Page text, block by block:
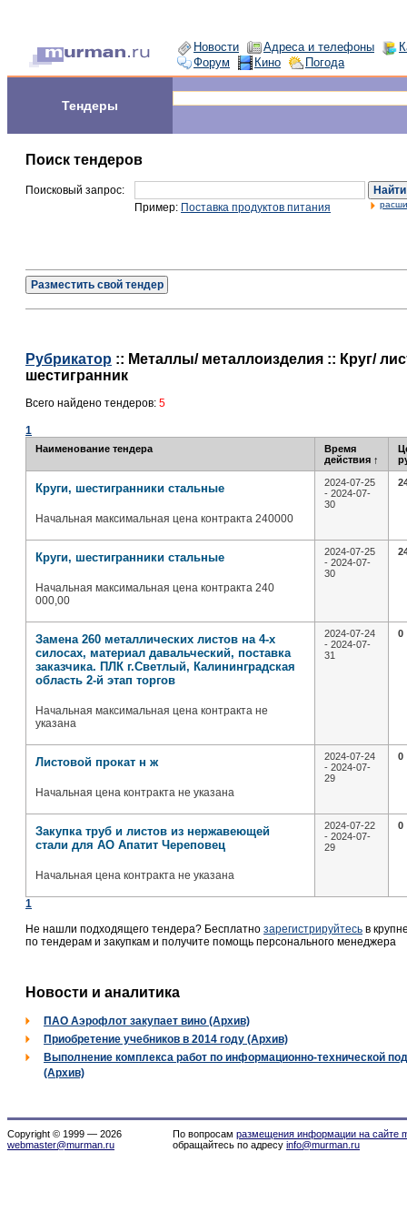
Новости Адреса и телефоны
Форум
Кино Погода
Тендеры
Поиск тендеров
Поисковый запрос:
Найти
Пример: Поставка продуктов питания
Разместить свой тендер
Рубрикатор :: Металлы/ металлоизделия :: Круг/
шестигранник
Всего найдено тендеров: 5
1
Наименование тендера
Время
действия ↑
Круги, шестигранники стальные
Начальная максимальная цена контракта 240000
2024-07-25
- 2024-07-
30
Круги, шестигранники стальные
Начальная максимальная цена контракта 240
000,00
2024-07-25
- 2024-07-
30
Замена 260 металлических листов на 4-х
силосах, материал давальческий, поставка
заказчика. ПЛК г.Светлый, Калининградская
область 2-й этап торгов
Начальная максимальная цена контракта не
указана
2024-07-24
- 2024-07-
31
0
Листовой прокат н ж
Начальная цена контракта не указана
2024-07-24
- 2024-07-
29
0
Закупка труб и листов из нержавеющей
стали для АО Апатит Череповец
Начальная цена контракта не указана
2024-07-22
- 2024-07-
29
0
1
Не нашли подходящего тендера? Бесплатно зарегистрируйтесь в
по тендерам и закупкам и получите помощь персонального менеджера
Новости и аналитика
ПАО Аэрофлот закупает вино (Архив)
Приобретение учебников в 2014 году (Архив)
Выполнение комплекса работ по информационно-технической
(Архив)
Copyright © 1999 — 2026
webmaster@murman.ru
По вопросам размещения информации на сайте
обращайтесь по адресу info@murman.ru